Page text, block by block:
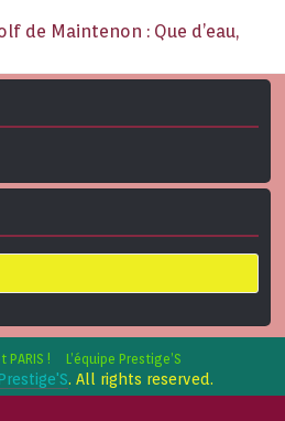
de Maintenon : Que d’eau,
PARIS ! L’équipe Prestige’S
. All rights reserved.